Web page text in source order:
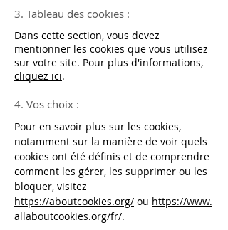
3. Tableau des cookies :
Dans cette section, vous devez
mentionner les cookies que vous utilisez
sur votre site. Pour plus d'informations,
cliquez ici.
4. Vos choix :
Pour en savoir plus sur les cookies,
notamment sur la manière de voir quels
cookies ont été définis et de comprendre
comment les gérer, les supprimer ou les
bloquer, visitez
https://aboutcookies.org/ ou https://www.
allaboutcookies.org/fr/.